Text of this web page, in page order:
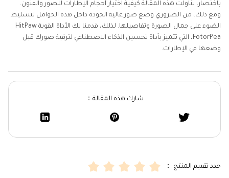
باختصار، تناولت هذه المقالة كيفية اختيار أحجام الإطارات للصور والفنون.
ومع ذلك، من الضروري وضع صور عالية الجودة داخل هذه الحوامل لتسليط
الضوء على جمال الصورة وتفاصيلها. لذلك، قدمنا لك الأداة القوية HitPaw
FotorPea، التي تتميز بأداة تحسين الذكاء الاصطناعي لترقية صورك قبل
وضعها في الإطارات.
شارك هذه المقالة：
حدد تقييم المنتج ：